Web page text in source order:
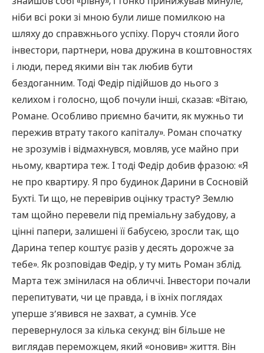
ніби всі роки зі мною були лише помилкою на
шляху до справжнього успіху. Поруч стояли його
інвестори, партнери, нова дружина в коштовностях
і люди, перед якими він так любив бути
бездоганним. Тоді Федір підійшов до нього з
келихом і голосно, щоб почули інші, сказав: «Вітаю,
Романе. Особливо приємно бачити, як мужньо ти
пережив втрату такого капіталу». Роман спочатку
не зрозумів і відмахнувся, мовляв, усе майно при
ньому, квартира теж. І тоді Федір добив фразою: «Я
не про квартиру. Я про будинок Дарини в Сосновій
Бухті. Ти що, не перевірив оцінку трасту? Землю
там щойно перевели під преміальну забудову, а
цінні папери, залишені її бабусею, зросли так, що
Дарина тепер коштує разів у десять дорожче за
тебе». Як розповідав Федір, у ту мить Роман зблід.
Марта теж змінилася на обличчі. Інвестори почали
перепитувати, чи це правда, і в їхніх поглядах
уперше з’явився не захват, а сумнів. Усе
перевернулося за кілька секунд: він більше не
виглядав переможцем, який «оновив» життя. Він